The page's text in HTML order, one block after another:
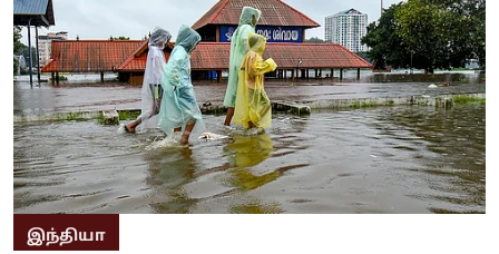
இந்தியா